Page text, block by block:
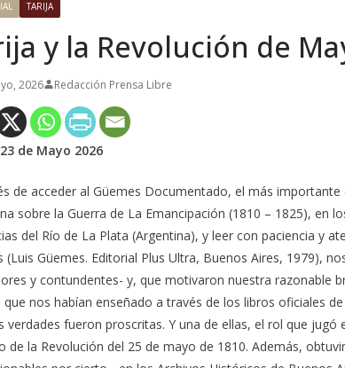
TARIJA
y la Revolución de
2026 Redacción Prensa Libre
de Mayo 2026
de acceder al Güemes Documentado, el más
sobre la Guerra de La Emancipación (1810 – 1825), en
del Río de La Plata (Argentina), y leer con paciencia y
(Luis Güemes. Editorial Plus Ultra, Buenos Aires, 1979),
y contundentes- y, que motivaron nuestra razonable
nos habían enseñado a través de los libros oficiales
verdades fueron proscritas. Y una de ellas, el rol que
de la Revolución del 25 de mayo de 1810. Además,